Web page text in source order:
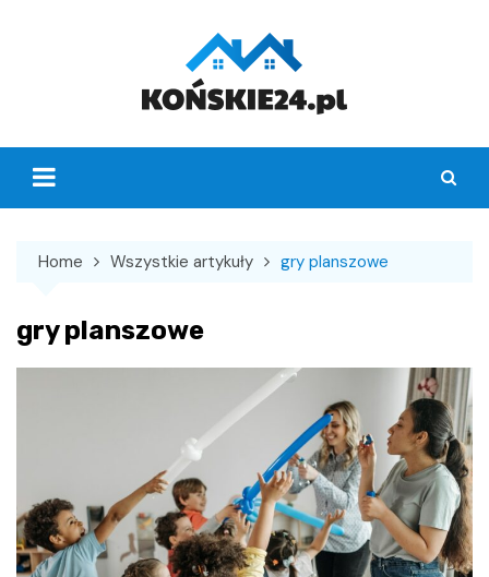
Home Wszystkie artykuły gry planszowe
gry planszowe